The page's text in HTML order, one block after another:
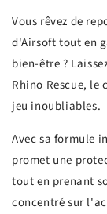
Vous rêvez de
d'Airsoft tout en
bien-être ?
Rhino Rescue, le
jeu inoubliables.
Avec sa formule
promet une
tout en prenant
concentré sur